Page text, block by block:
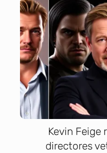
Kevin Feige
directores